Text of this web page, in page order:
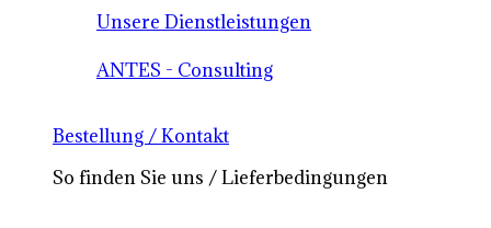
Unsere Dienstleistungen
ANTES - Consulting
Bestellung / Kontakt
So finden Sie uns / Lieferbedingungen